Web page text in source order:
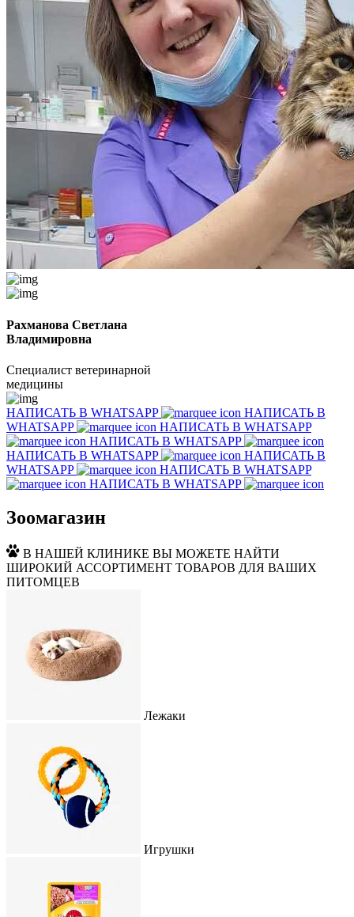
Рахманова Светлана
Владимировна
Специалист ветеринарной
медицины
НАПИСАТЬ В WHATSAPP
НАПИСАТЬ В
WHATSAPP
НАПИСАТЬ В WHATSAPP
НАПИСАТЬ В WHATSAPP
НАПИСАТЬ В WHATSAPP
НАПИСАТЬ В
WHATSAPP
НАПИСАТЬ В WHATSAPP
НАПИСАТЬ В WHATSAPP
Зоомагазин
В НАШЕЙ КЛИНИКЕ ВЫ МОЖЕТЕ НАЙТИ
ШИРОКИЙ АССОРТИМЕНТ ТОВАРОВ ДЛЯ ВАШИХ
ПИТОМЦЕВ
Лежаки
Игрушки